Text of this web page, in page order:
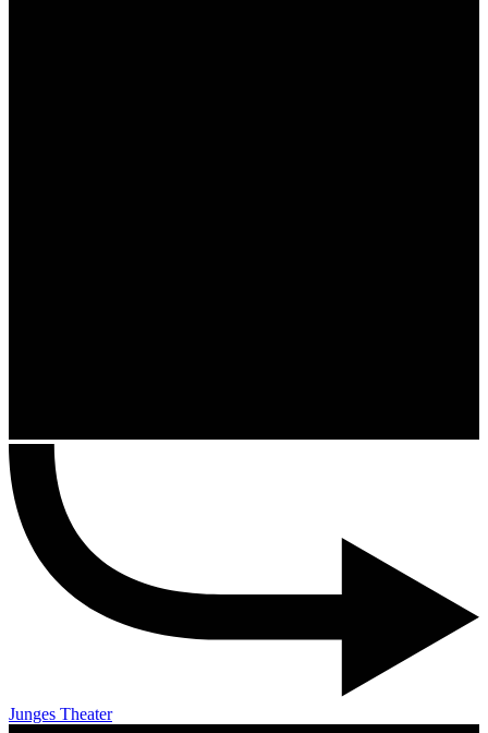
Junges Theater